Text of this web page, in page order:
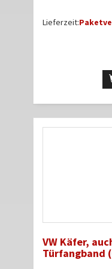
Lieferzeit:
VW Käfer,
Türfangband